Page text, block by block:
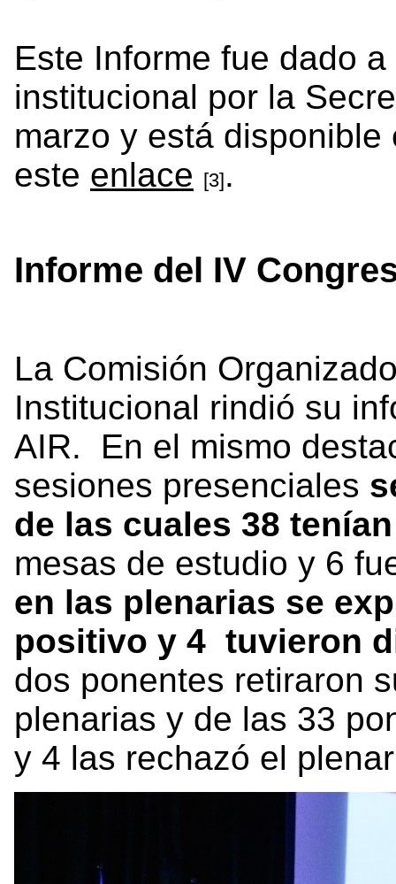
Este Informe fue dado
institucional por la
marzo y está
este enlace [3].
Informe del IV
La Comisión
Institucional rindió su
AIR. En el mismo
sesiones presenciales
de las cuales 38
mesas de estudio y 6
en las plenarias se
positivo y 4 tuvieron
dos ponentes retiraron
plenarias y de las 33
y 4 las rechazó el